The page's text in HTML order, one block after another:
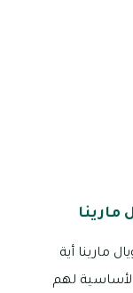
مارينا
مارينا أية
لهم